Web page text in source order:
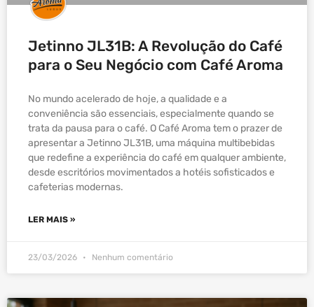
Jetinno JL31B: A Revolução do Café
para o Seu Negócio com Café Aroma
No mundo acelerado de hoje, a qualidade e a
conveniência são essenciais, especialmente quando se
trata da pausa para o café. O Café Aroma tem o prazer de
apresentar a Jetinno JL31B, uma máquina multibebidas
que redefine a experiência do café em qualquer ambiente,
desde escritórios movimentados a hotéis sofisticados e
cafeterias modernas.
LER MAIS »
23/03/2026 Nenhum comentário